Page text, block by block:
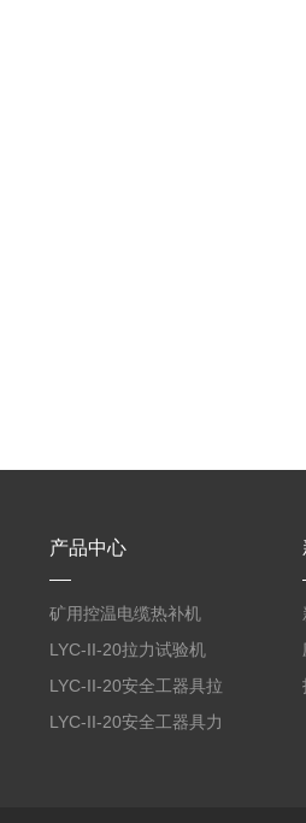
产品中心
矿用控温电缆热补机
LYC-II-20拉力试验机
LYC-II-20安全工器具拉
力试验机
LYC-II-20安全工器具力